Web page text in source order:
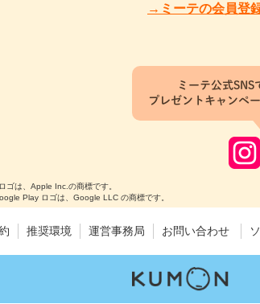
→ミーテの会員登
ミーテ公式SNS
プレゼントキャンペ
は、Apple Inc.の商標です。
Play ロゴは、Google LLC の商標です。
推奨環境 運営事務局 お問い合わせ